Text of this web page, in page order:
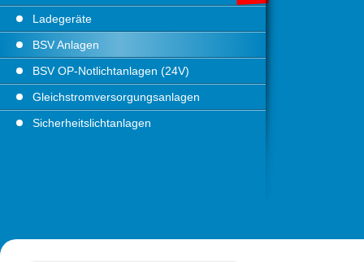
Ladegeräte
BSV Anlagen
BSV OP-Notlichtanlagen (24V)
Gleichstromversorgungsanlagen
Sicherheitslichtanlagen